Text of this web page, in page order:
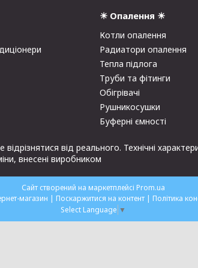
☀ Опалення ☀
Котли опалення
Радиатори опалення
Тепла підлога
Труби та фітинги
Обігрівачі
Рушникосушки
Буферні ємності
від реального. Технічні
внесені виробником
Сайт створений на маркетплейсі Prom.ua
«Мій Клімат» інтернет-магазин | Поскаржитися на контент | Політика
Select Language ▼